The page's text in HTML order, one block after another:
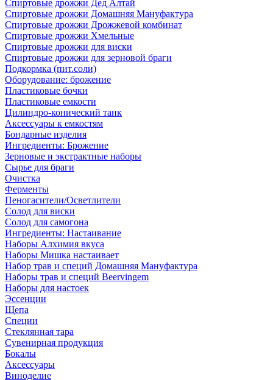
Спиртовые дрожжи Дед Алтай
Спиртовые дрожжи Домашняя Мануфактура
Спиртовые дрожжи Дрожжевой комбинат
Спиртовые дрожжи Хмельные
Спиртовые дрожжи для виски
Спиртовые дрожжи для зерновой браги
Подкормка (пит.соли)
Оборудование: брожение
Пластиковые бочки
Пластиковые емкости
Цилиндро-конический танк
Аксессуары к емкостям
Бондарные изделия
Ингредиенты: Брожение
Зерновые и экстрактные наборы
Сырье для браги
Очистка
Ферменты
Пеногасители/Осветлители
Солод для виски
Солод для самогона
Ингредиенты: Настаивание
Наборы Алхимия вкуса
Наборы Мишка настаивает
Набор трав и специй Домашняя Мануфактура
Наборы трав и специй Beervingem
Наборы для настоек
Эссенции
Щепа
Специи
Стеклянная тара
Сувенирная продукция
Бокалы
Аксессуары
Виноделие